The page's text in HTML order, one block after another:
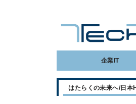
企業IT
はたらくの未来へ/日本